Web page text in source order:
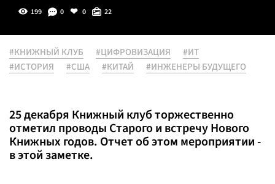
199 0 0 22
#КНИЖНЫЙ КЛУБ #ЦИФРОВИЗАЦИЯ
#ИТ
#ИСТОРИЯ
#США #КИТАЙ #ИНЖЕНЕРЫ БУДУЩЕГО
25 декабря Книжный клуб торжественно
отметил проводы Старого и встречу Нового
Книжных годов. Отчет об этом мероприятии -
в этой заметке.